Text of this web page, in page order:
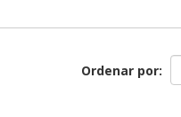
Ordenar por